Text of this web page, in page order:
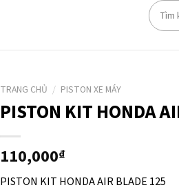
Tìm
kiếm:
TRANG CHỦ / PISTON XE MÁY
PISTON KIT HONDA
110,000₫
PISTON KIT HONDA AIR BLADE 125